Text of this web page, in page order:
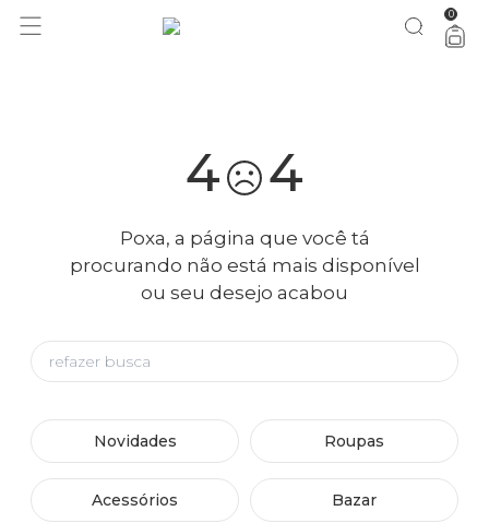
você merece 30% OFF pra comemorar com a gente aproveita! 0
4 4
Poxa, a página que você tá
procurando não está mais disponível
ou seu desejo acabou
Novidades Roupas
Acessórios Bazar